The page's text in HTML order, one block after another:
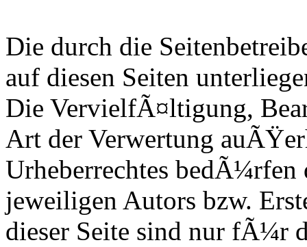
Die durch die
auf diesen Seiten
Die VervielfÃ¤ltigung,
Art der Verwertung
Urheberrechtes
jeweiligen Autors bzw.
dieser Seite sind nur fÃ¼r